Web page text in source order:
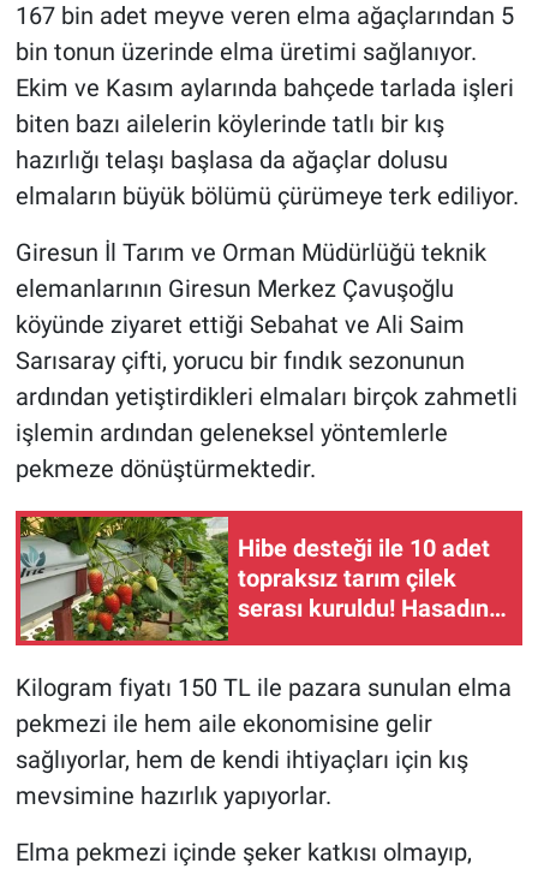
167 bin adet meyve veren elma ağaçlarından 5
bin tonun üzerinde elma üretimi sağlanıyor.
Ekim ve Kasım aylarında bahçede tarlada işleri
biten bazı ailelerin köylerinde tatlı bir kış
hazırlığı telaşı başlasa da ağaçlar dolusu
elmaların büyük bölümü çürümeye terk ediliyor.
Giresun İl Tarım ve Orman Müdürlüğü teknik
elemanlarının Giresun Merkez Çavuşoğlu
köyünde ziyaret ettiği Sebahat ve Ali Saim
Sarısaray çifti, yorucu bir fındık sezonunun
ardından yetiştirdikleri elmaları birçok zahmetli
işlemin ardından geleneksel yöntemlerle
pekmeze dönüştürmektedir.
Hibe desteği ile 10 adet
topraksız tarım çilek
serası kuruldu! Hasadın
yüksek olması yüzleri
Kilogram fiyatı 150 TL ile pazara sunulan elma
pekmezi ile hem aile ekonomisine gelir
sağlıyorlar, hem de kendi ihtiyaçları için kış
mevsimine hazırlık yapıyorlar.
Elma pekmezi içinde şeker katkısı olmayıp,